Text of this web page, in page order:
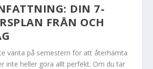
DIN 7-
FRÅN OCH
vänta på semestern för att återhämta
inte heller göra allt perfekt. Om du tar